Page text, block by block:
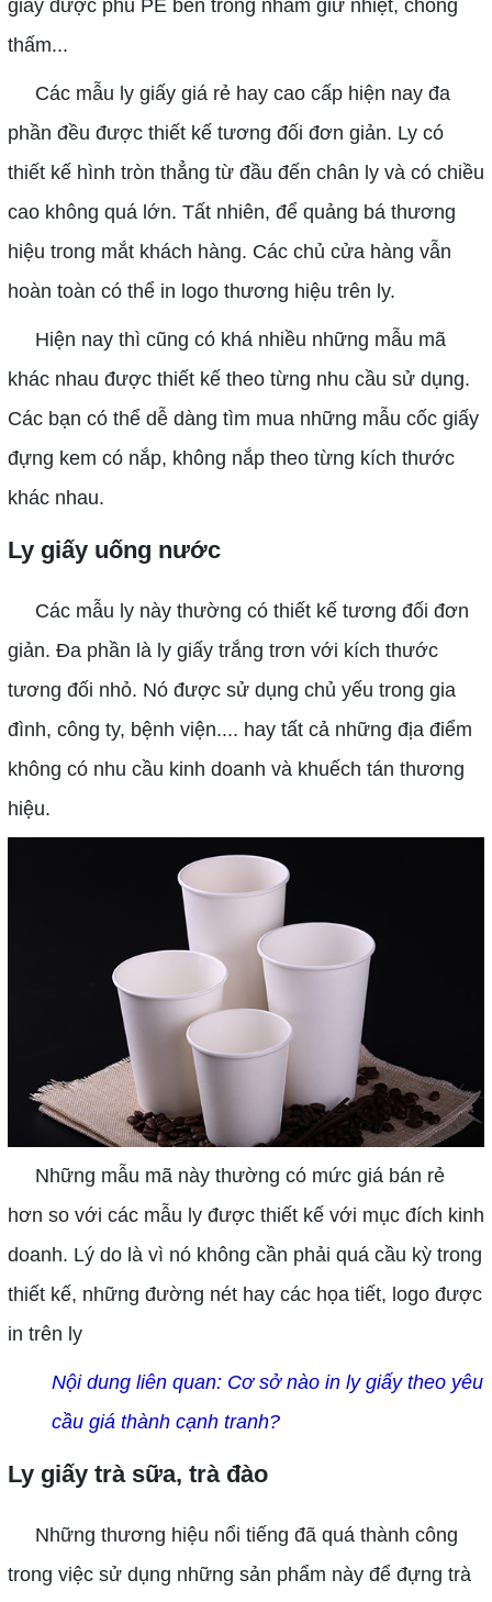
giấy được phủ PE bên trong nhằm giữ nhiệt, chống
thấm...
Các mẫu ly giấy giá rẻ hay cao cấp hiện nay đa
phần đều được thiết kế tương đối đơn giản. Ly có
thiết kế hình tròn thẳng từ đầu đến chân ly và có chiều
cao không quá lớn. Tất nhiên, để quảng bá thương
hiệu trong mắt khách hàng. Các chủ cửa hàng vẫn
hoàn toàn có thể in logo thương hiệu trên ly.
Hiện nay thì cũng có khá nhiều những mẫu mã
khác nhau được thiết kế theo từng nhu cầu sử dụng.
Các bạn có thể dễ dàng tìm mua những mẫu cốc giấy
đựng kem có nắp, không nắp theo từng kích thước
khác nhau.
Ly giấy uống nước
Các mẫu ly này thường có thiết kế tương đối đơn
giản. Đa phần là ly giấy trắng trơn với kích thước
tương đối nhỏ. Nó được sử dụng chủ yếu trong gia
đình, công ty, bệnh viện.... hay tất cả những địa điểm
không có nhu cầu kinh doanh và khuếch tán thương
hiệu.
Những mẫu mã này thường có mức giá bán rẻ
hơn so với các mẫu ly được thiết kế với mục đích kinh
doanh. Lý do là vì nó không cần phải quá cầu kỳ trong
thiết kế, những đường nét hay các họa tiết, logo được
in trên ly
Nội dung liên quan: Cơ sở nào in ly giấy theo yêu
cầu giá thành cạnh tranh?
Ly giấy trà sữa, trà đào
Những thương hiệu nổi tiếng đã quá thành công
trong việc sử dụng những sản phẩm này để đựng trà